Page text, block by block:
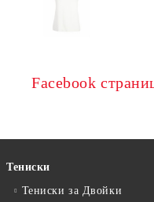
Facebook
Тениски
Тениски за Двойки